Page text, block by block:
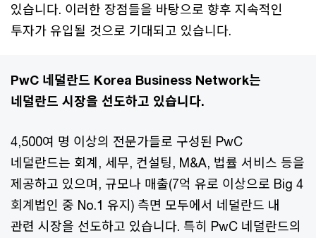
있습니다. 이러한 장점들을 바탕으로 향후 지속적인
투자가 유입될 것으로 기대되고 있습니다.
PwC 네덜란드 Korea Business Network는
네덜란드 시장을 선도하고 있습니다.
4,500여 명 이상의 전문가들로 구성된 PwC
네덜란드는 회계, 세무, 컨설팅, M&A, 법률 서비스 등을
제공하고 있으며, 규모나 매출(7억 유로 이상으로 Big 4
회계법인 중 No.1 유지) 측면 모두에서 네덜란드 내
관련 시장을 선도하고 있습니다. 특히 PwC 네덜란드의